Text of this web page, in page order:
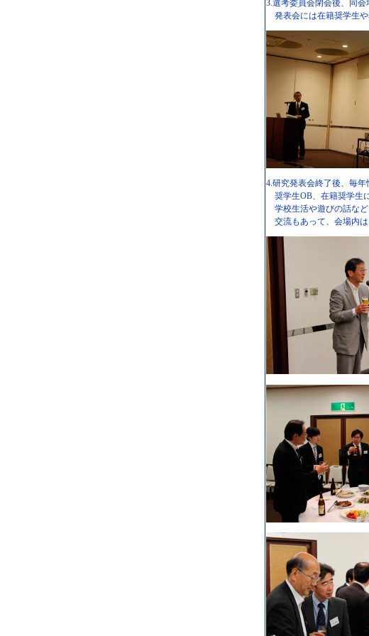
3.選考委員会閉会後、同会
発表会には在籍奨学生や
4.研究発表会終了後、毎
奨学生OB、在籍奨学生
学校生活や遊びの話など
交流もあって、会場内は